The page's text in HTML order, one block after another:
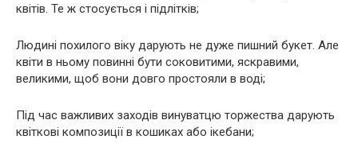
квітів. Те ж стосується і підлітків;
Людині похилого віку дарують не дуже пишний букет. Але
квіти в ньому повинні бути соковитими, яскравими,
великими, щоб вони довго простояли в воді;
Під час важливих заходів винуватцю торжества дарують
квіткові композиції в кошиках або ікебани;